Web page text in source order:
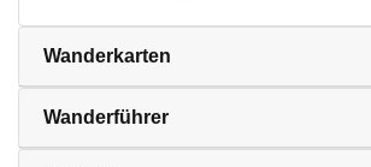
Wanderkarten
Wanderführer